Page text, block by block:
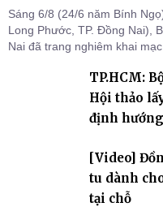
Sáng 6/8 (24/6 năm Bính
Long Phước, TP. Đồng Nai),
Nai đã trang nghiêm khai
chỗ khu vực VII, VIII và
TP.HCM:
Hội thảo
định
[Video]
tu dành
tại chỗ